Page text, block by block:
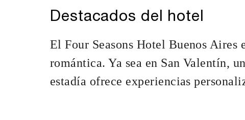
Las ofertas están sujetas
INCLUIDO
Desayuno bufet
Destacados del hotel
El Four Seasons Hotel Buenos Aires
romántica. Ya sea en San Valentín,
estadía ofrece experiencias